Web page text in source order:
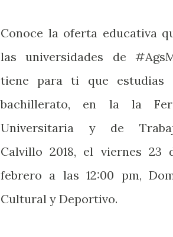
Conoce la oferta educativa
las universidades de
tiene para ti que estudias
bachillerato, en la la
Universitaria y de
Calvillo 2018, el viernes 23
febrero a las 12:00 pm,
Cultural y Deportivo.